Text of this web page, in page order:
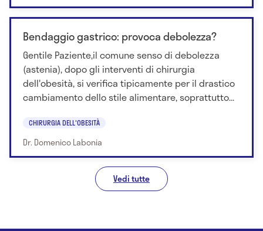
Bendaggio gastrico: provoca debolezza?
Gentile Paziente,il comune senso di debolezza
(astenia), dopo gli interventi di chirurgia
dell'obesità, si verifica tipicamente per il drastico
cambiamento dello stile alimentare, soprattutto...
CHIRURGIA DELL'OBESITÀ
Dr. Domenico Labonia
Vedi tutte